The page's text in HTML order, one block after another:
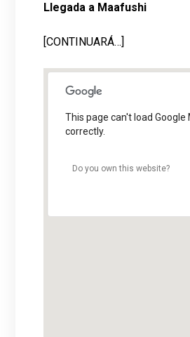
Llegada a Maafushi
[CONTINUARÁ…]
This page can't load Google
correctly.
Do you own this website?